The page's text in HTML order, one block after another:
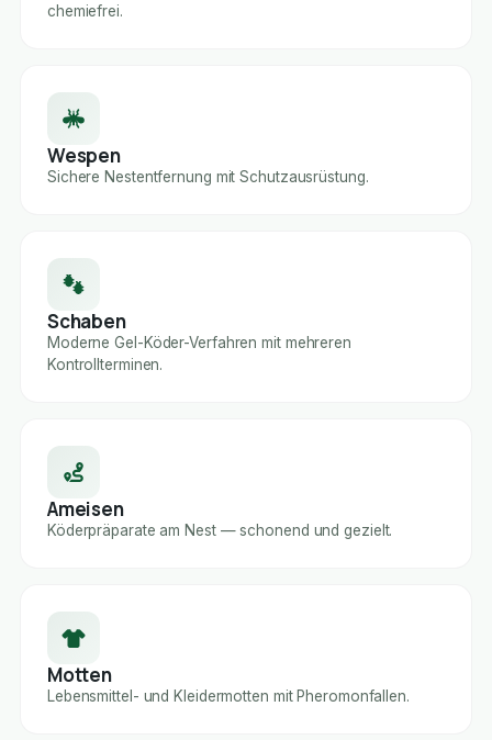
chemiefrei.
Wespen
Sichere Nestentfernung mit Schutzausrüstung.
Schaben
Moderne Gel-Köder-Verfahren mit mehreren
Kontrollterminen.
Ameisen
Köderpräparate am Nest — schonend und gezielt.
Motten
Lebensmittel- und Kleidermotten mit Pheromonfallen.